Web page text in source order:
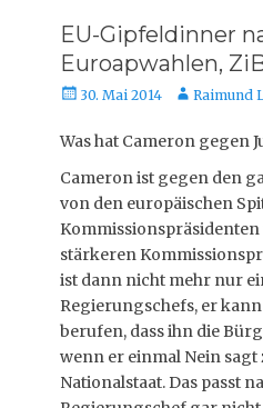
EU-Gipfeldinner
Euroapwahlen,
Veröffentlicht
30. Mai 2014 AutorRaimund
Was hat Cameron gegen
Cameron ist gegen den
von den europäischen
stärkeren
ist dann nicht mehr nur
Regierungschefs, er
berufen, dass ihn die
wenn er einmal Nein sagt
Nationalstaat. Das passt